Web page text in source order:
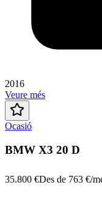
2016
Veure més
Ocasió
BMW X3 20 D
35.800 €Des de 763 €/